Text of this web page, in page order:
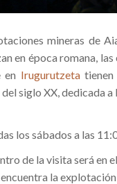
mineras de
en época romana,
en Irugurutzetatienen
siglo XX, dedicada
los sábados a las
de la visita será en
la